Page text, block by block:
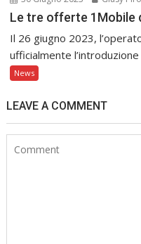
Le tre offerte 1Mobile
Il 26 giugno 2023,
ufficialmente
News
LEAVE A COMMENT